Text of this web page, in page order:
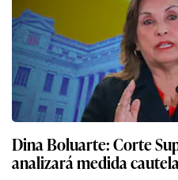
Dina Boluarte: Corte
analizará medida